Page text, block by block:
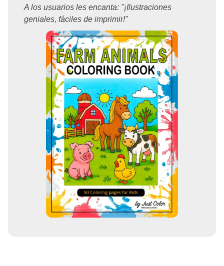
A los usuarios les encanta: "¡Ilustraciones
geniales, fáciles de imprimir!"